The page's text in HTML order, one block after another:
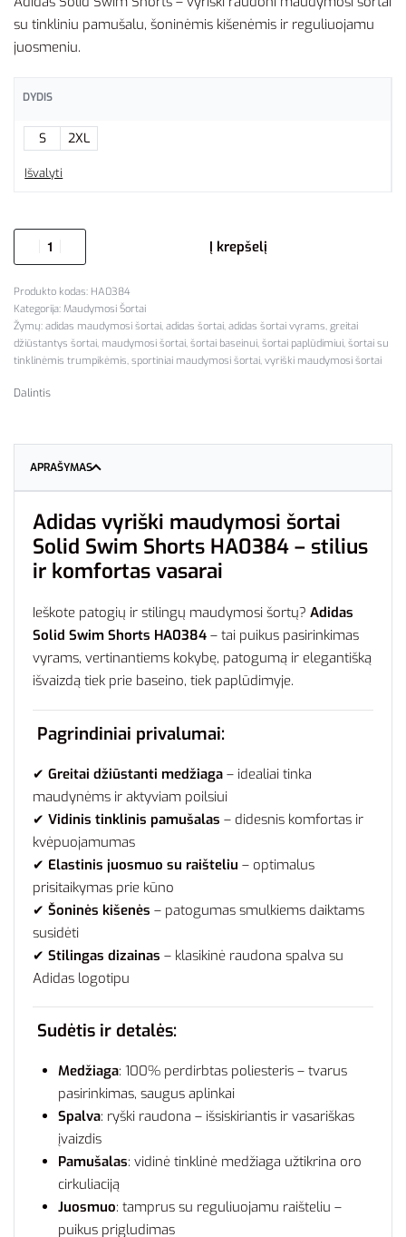
su tinkliniu pamušalu, šoninėmis kišenėmis ir reguliuojamu
juosmeniu.
DYDIS
S 2XL
Išvalyti
Į krepšelį
HA0384
Kategorija: Maudymosi Šortai
Žymų: adidas maudymosi šortai, adidas šortai, adidas šortai vyrams, greitai
džiūstantys šortai, maudymosi šortai, šortai baseinui, šortai paplūdimiui, šortai su
tinklinėmis trumpikėmis, sportiniai maudymosi šortai, vyriški maudymosi šortai
Dalintis
APRAŠYMAS
Adidas vyriški maudymosi šortai
Solid Swim Shorts HA0384 – stilius
ir komfortas vasarai
Ieškote patogių ir stilingų maudymosi šortų? Adidas
Solid Swim Shorts HA0384 – tai puikus pasirinkimas
vyrams, vertinantiems kokybę, patogumą ir elegantišką
išvaizdą tiek prie baseino, tiek paplūdimyje.
Pagrindiniai privalumai:
✔ Greitai džiūstanti medžiaga – idealiai tinka
maudynėms ir aktyviam poilsiui
✔ Vidinis tinklinis pamušalas – didesnis komfortas ir
kvėpuojamumas
✔ Elastinis juosmuo su raišteliu – optimalus
prisitaikymas prie kūno
✔ Šoninės kišenės – patogumas smulkiems daiktams
susidėti
✔ Stilingas dizainas – klasikinė raudona spalva su
Adidas logotipu
Sudėtis ir detalės:
Medžiaga: 100% perdirbtas poliesteris – tvarus
pasirinkimas, saugus aplinkai
Spalva: ryški raudona – išsiskiriantis ir vasariškas
įvaizdis
Pamušalas: vidinė tinklinė medžiaga užtikrina oro
cirkuliaciją
Juosmuo: tamprus su reguliuojamu raišteliu –
puikus prigludimas